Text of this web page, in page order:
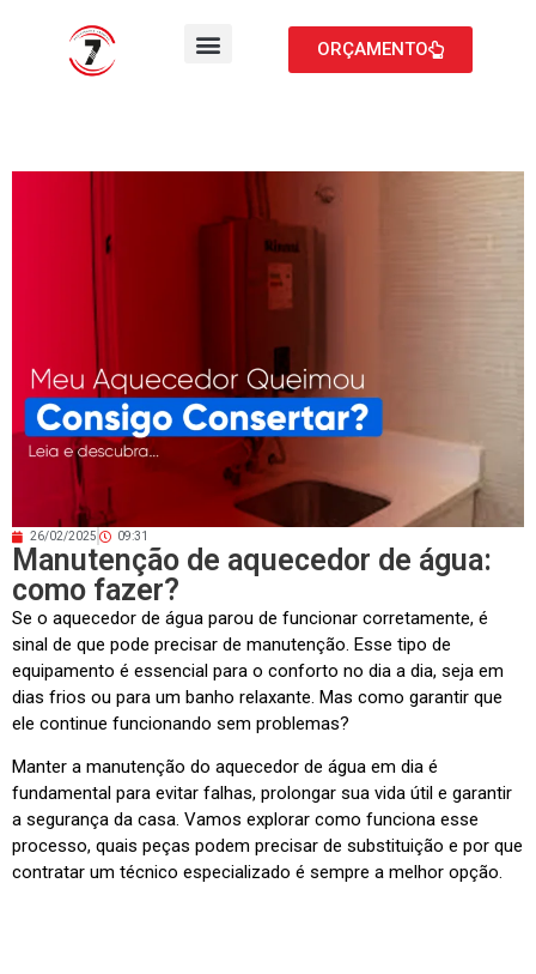
ORÇAMENTO
26/02/2025 09:31
Manutenção de aquecedor de água:
como fazer?
Se o aquecedor de água parou de funcionar corretamente, é
sinal de que pode precisar de manutenção. Esse tipo de
equipamento é essencial para o conforto no dia a dia, seja em
dias frios ou para um banho relaxante. Mas como garantir que
ele continue funcionando sem problemas?
Manter a manutenção do aquecedor de água em dia é
fundamental para evitar falhas, prolongar sua vida útil e garantir
a segurança da casa. Vamos explorar como funciona esse
processo, quais peças podem precisar de substituição e por que
contratar um técnico especializado é sempre a melhor opção.